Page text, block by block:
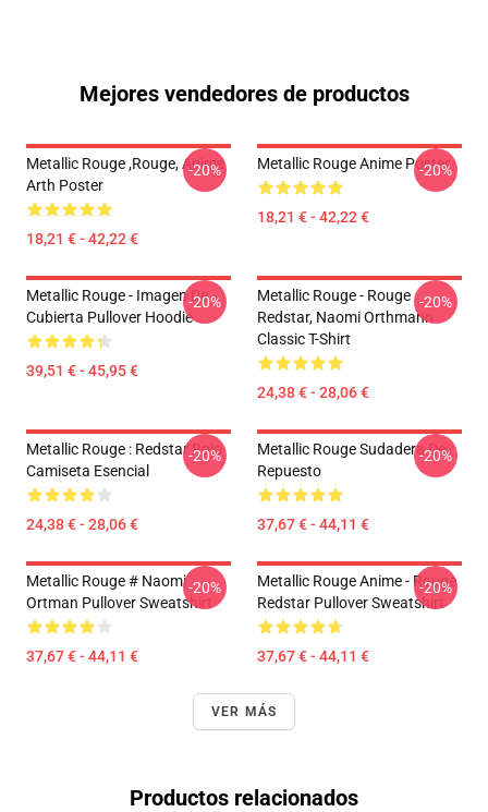
Mejores vendedores de productos
Metallic Rouge ,rouge, Anime
Arth Poster
18,21 € - 42,22 €
-20% Metallic Rouge Anime Poster
18,21 € - 42,22 €
-20%
Metallic Rouge - Imagen De
Cubierta Pullover Hoodie
39,51 € - 45,95 €
-20%
Metallic Rouge - Rouge
Redstar, Naomi Orthmann
Classic T-Shirt
24,38 € - 28,06 €
-20%
Metallic Rouge : Redstar Rojo
Camiseta Esencial
24,38 € - 28,06 €
-20%
Metallic Rouge Sudadera De
Repuesto
37,67 € - 44,11 €
-20%
Metallic Rouge # Naomi
Ortman Pullover Sweatshirt
37,67 € - 44,11 €
-20%
Metallic Rouge Anime - Rouge
Redstar Pullover Sweatshirt
37,67 € - 44,11 €
-20%
VER MÁS
Productos relacionados